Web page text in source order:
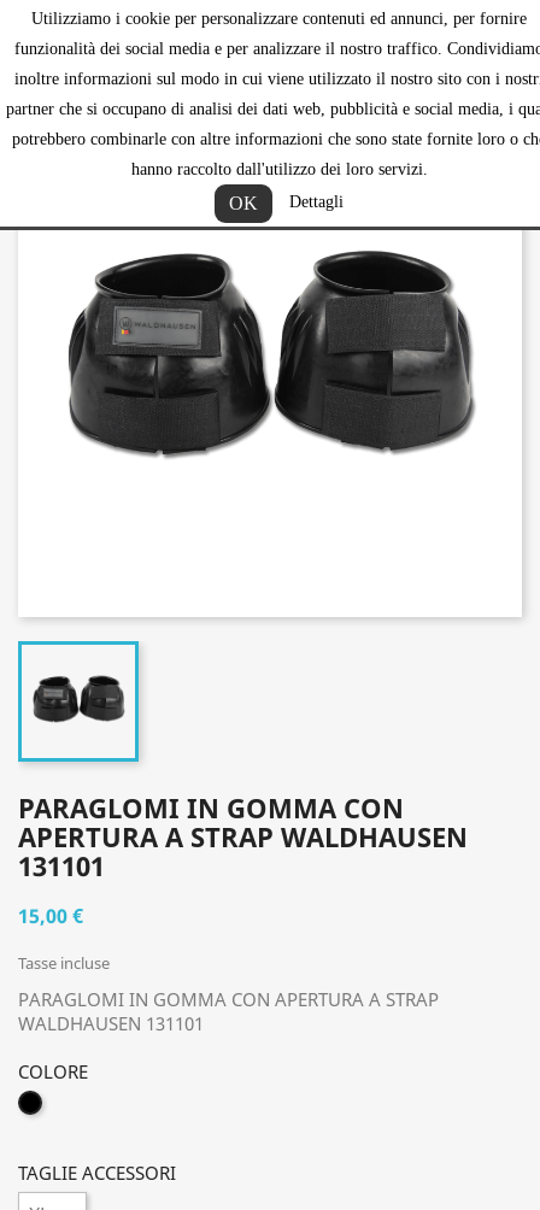
Utilizziamo i cookie per personalizzare contenuti ed annunci, per fornire
funzionalità dei social media e per analizzare il nostro traffico.
inoltre informazioni sul modo in cui viene utilizzato il nostro sito con i
partner che si occupano di analisi dei dati web, pubblicità e social media, i
potrebbero combinarle con altre informazioni che sono state fornite loro o
hanno raccolto dall'utilizzo dei loro servizi.
OK Dettagli

PARAGLOMI IN GOMMA CON
APERTURA A STRAP WALDHAUSEN
131101
15,00 €
Tasse incluse
PARAGLOMI IN GOMMA CON APERTURA A STRAP
WALDHAUSEN 131101
COLORE
NERO
TAGLIE ACCESSORI